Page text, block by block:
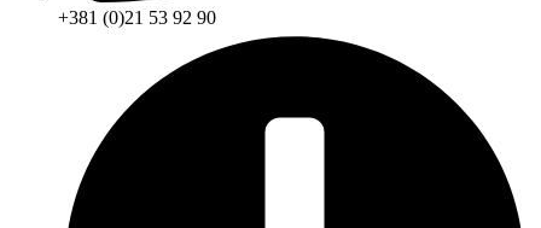
+381 (0)21 53 92 90